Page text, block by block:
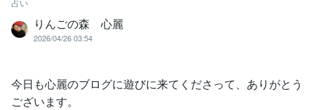
りんごの森 心麗
2026/04/26 03:54
今日も心麗のブログに遊びに来てくださって、ありがとう
ございます。